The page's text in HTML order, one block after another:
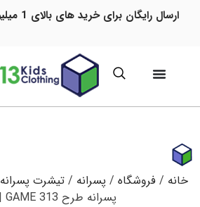
ارسال رایگان برای خرید های بالای 1 میلیون و 500 هزار تومان
خانه /فروشگاه / پسرانه /تیشرت پسرانه
پسرانه طرح GAME 313 | کودک